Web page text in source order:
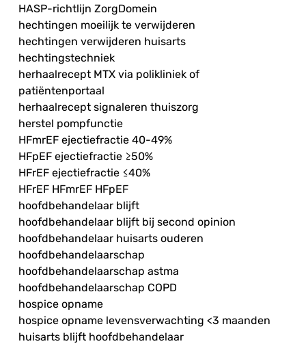
HASP-richtlijn ZorgDomein
hechtingen moeilijk te verwijderen
hechtingen verwijderen huisarts
hechtingstechniek
herhaalrecept MTX via polikliniek of
patiëntenportaal
herhaalrecept signaleren thuiszorg
herstel pompfunctie
HFmrEF ejectiefractie 40-49%
HFpEF ejectiefractie ≥50%
HFrEF ejectiefractie ≤40%
HFrEF HFmrEF HFpEF
hoofdbehandelaar blijft
hoofdbehandelaar blijft bij second opinion
hoofdbehandelaar huisarts ouderen
hoofdbehandelaarschap
hoofdbehandelaarschap astma
hoofdbehandelaarschap COPD
hospice opname
hospice opname levensverwachting <3 maanden
huisarts blijft hoofdbehandelaar